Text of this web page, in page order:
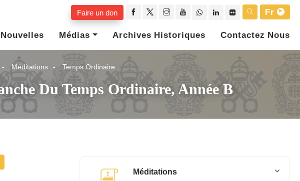
Faire un don
Fr
Nouvelles Médias Archives Historiques Contactez Nous
Méditations Temps Ordinaire
Du Temps Ordinaire, Année B
Méditations